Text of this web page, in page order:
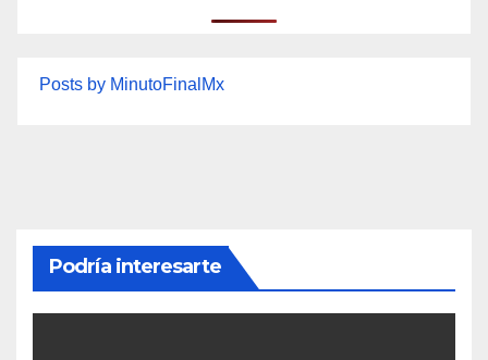
Posts by MinutoFinalMx
Podría interesarte